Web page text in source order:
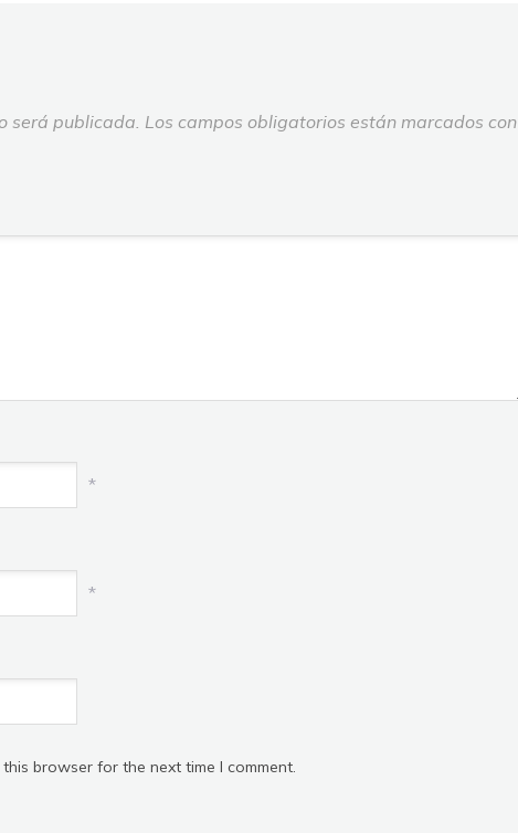
será publicada. Los campos obligatorios están marcados con
*
*
browser for the next time I comment.